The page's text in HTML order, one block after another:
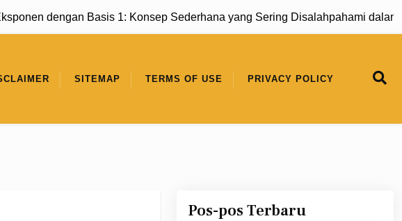
dengan Basis 1: Konsep Sederhana yang Sering Disalahpahami dalam
SITEMAP TERMS OF USE PRIVACY POLICY
Pos-pos Terbaru